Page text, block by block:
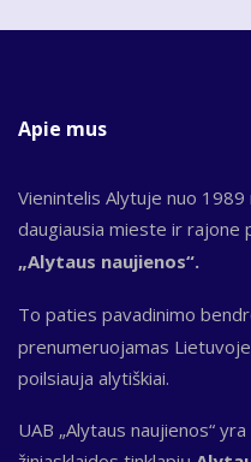
Apie mus
Vienintelis Alytuje nuo 1989
daugiausia mieste ir rajone
„Alytaus naujienos“.
To paties pavadinimo
prenumeruojamas
poilsiauja alytiškiai.
UAB „Alytaus naujienos“